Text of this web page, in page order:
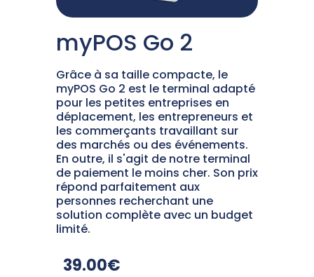
myPOS Go 2
Grâce à sa taille compacte, le
myPOS Go 2 est le terminal adapté
pour les petites entreprises en
déplacement, les entrepreneurs et
les commerçants travaillant sur
des marchés ou des événements.
En outre, il s'agit de notre terminal
de paiement le moins cher. Son prix
répond parfaitement aux
personnes recherchant une
solution complète avec un budget
limité.
39.00€